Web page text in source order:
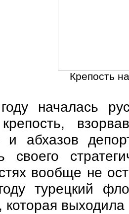
Крепость
началась
крепость,
и абхазов
своего
вообще не
турецкий
которая